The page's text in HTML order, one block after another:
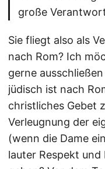
große
Sie fliegt also als
nach Rom? Ich
gerne
jüdisch ist nach
christliches Gebet
Verleugnung der
(wenn die Dame
lauter Respekt